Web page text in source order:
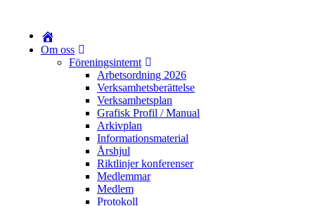
Om oss
Föreningsinternt
Arbetsordning 2026
Verksamhetsberättelse
Verksamhetsplan
Grafisk Profil / Manual
Arkivplan
Informationsmaterial
Årshjul
Riktlinjer konferenser
Medlemmar
Medlem
Protokoll